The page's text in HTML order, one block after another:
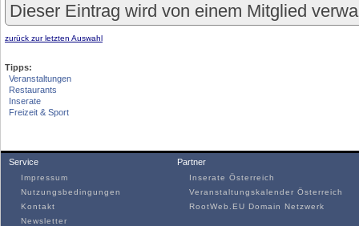
Dieser Eintrag wird von einem Mitglied
zurück zur letzten Auswahl
Tipps:
Veranstaltungen
Restaurants
Inserate
Freizeit & Sport
Service
Impressum
Nutzungsbedingungen
Kontakt
Newsletter
Partner
Inserate Österreich
Veranstaltungskalender Österreich
RootWeb.EU Domain Netzwerk